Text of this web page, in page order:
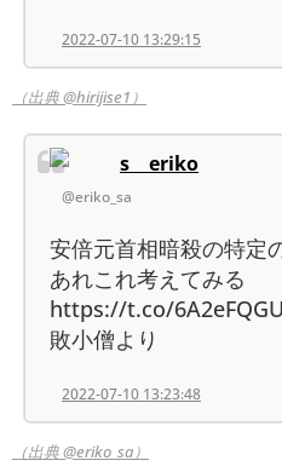
2022-07-10 13:29:15
（出典 @hirijise1）
s eriko
@eriko_sa
安倍元首相暗殺の特定
あれこれ考えてみる
https://t.co/
敗小僧より
2022-07-10 13:23:48
（出典 @eriko_sa）